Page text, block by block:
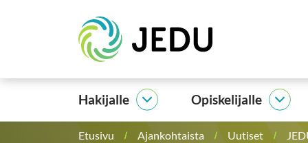
sisältöön
Etusivu
Hakijalle
Hakijalle
alasivut
Opiskelijalle
Etusivu Ajankohtaista Uutiset